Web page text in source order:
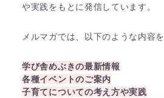
や実践をもとに発信しています。
メルマガでは、以下のような内容
学び舎めぶきの最新情報
各種イベントのご案内
子育てについての考え方や実践